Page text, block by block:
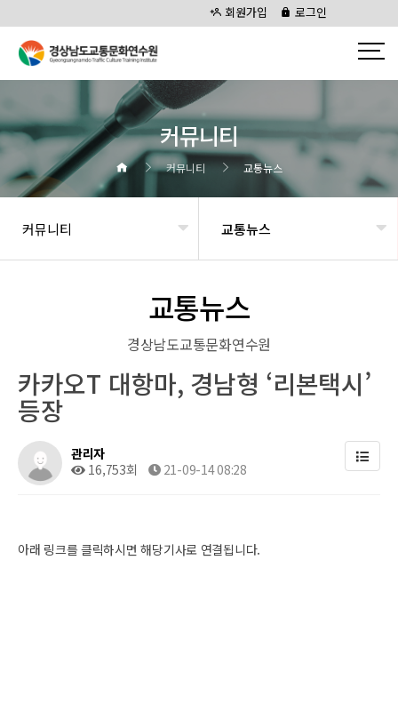
회원가입 로그인
커뮤니티
커뮤니티 교통뉴스
커뮤니티 교통뉴스
교통뉴스
경상남도교통문화연수원
카카오T 대항마, 경남형 ‘리본택시’
등장
관리자
16,753회
21-09-14 08:28
아래 링크를 클릭하시면 해당기사로 연결됩니다.